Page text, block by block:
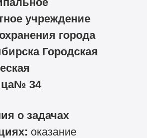
учреждение
города
Городская
34
о задачах
оказание